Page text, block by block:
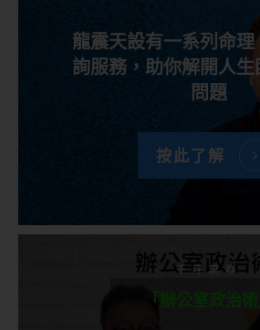
龍震天設有一系列命
詢服務，助你解開人
問題
按此了解
千呼萬喚
「辦公室政治術